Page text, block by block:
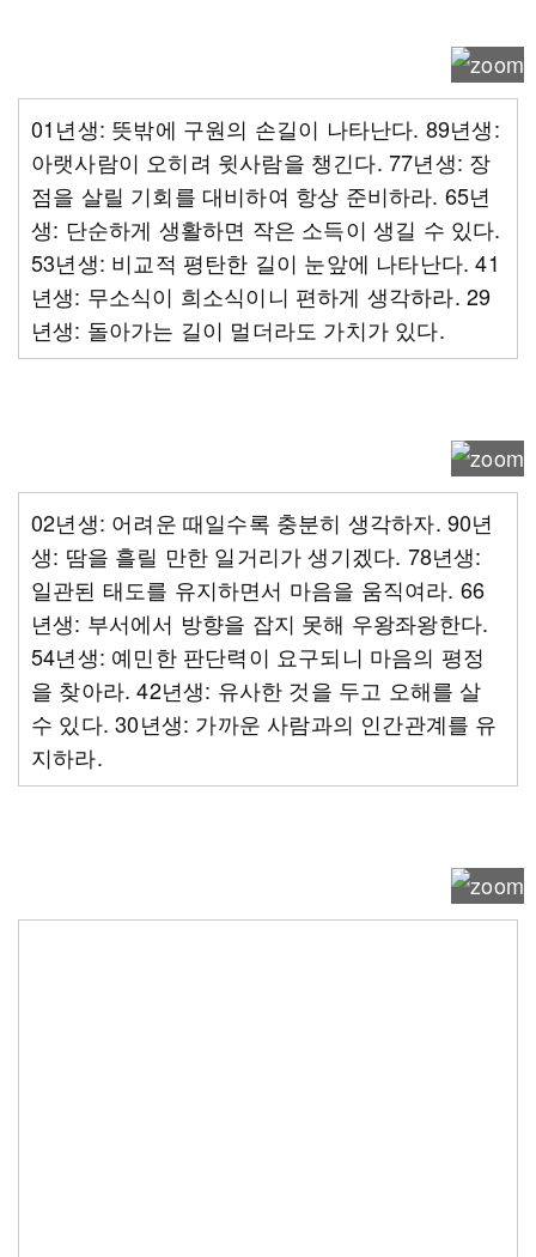
01년생: 뜻밖에 구원의 손길이 나타난다. 89년생:
아랫사람이 오히려 윗사람을 챙긴다. 77년생: 장
점을 살릴 기회를 대비하여 항상 준비하라. 65년
생: 단순하게 생활하면 작은 소득이 생길 수 있다.
53년생: 비교적 평탄한 길이 눈앞에 나타난다. 41
년생: 무소식이 희소식이니 편하게 생각하라. 29
년생: 돌아가는 길이 멀더라도 가치가 있다.
02년생: 어려운 때일수록 충분히 생각하자. 90년
생: 땀을 흘릴 만한 일거리가 생기겠다. 78년생:
일관된 태도를 유지하면서 마음을 움직여라. 66
년생: 부서에서 방향을 잡지 못해 우왕좌왕한다.
54년생: 예민한 판단력이 요구되니 마음의 평정
을 찾아라. 42년생: 유사한 것을 두고 오해를 살
수 있다. 30년생: 가까운 사람과의 인간관계를 유
지하라.